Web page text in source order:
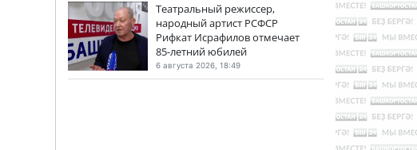
Театральный режиссер,
народный артист РСФСР
Рифкат Исрафилов отмечает
85-летний юбилей
6 августа 2026, 18:49